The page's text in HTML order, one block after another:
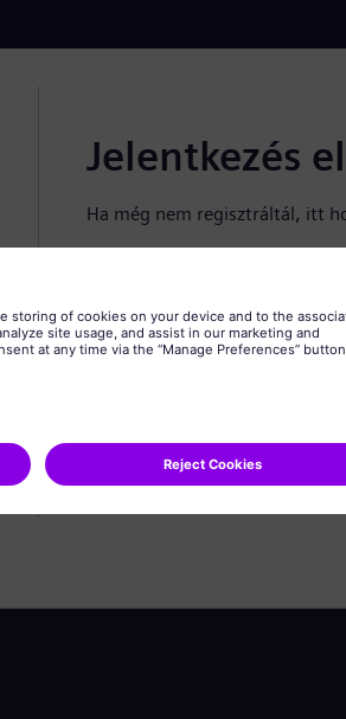
Jelentkezés
Ha még nem regisztráltál, itt